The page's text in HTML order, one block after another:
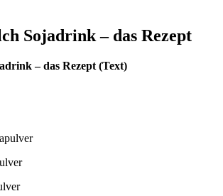
Sojadrink – das Rezept
– das Rezept (Text)